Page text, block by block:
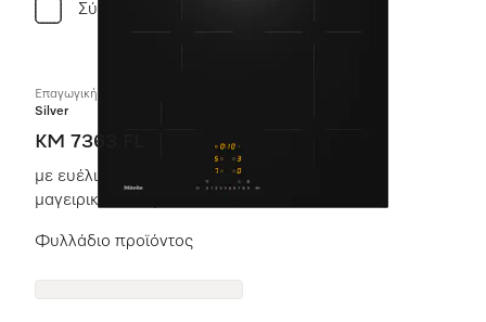
Σύγκριση
Επαγωγική εστία με χειριστήρια επί της συσκευής
Silver
KM 7363 FL
με ευέλικτη περιοχή μαγειρέματος για μεγάλα
μαγειρικά σκεύη
Φυλλάδιο προϊόντος